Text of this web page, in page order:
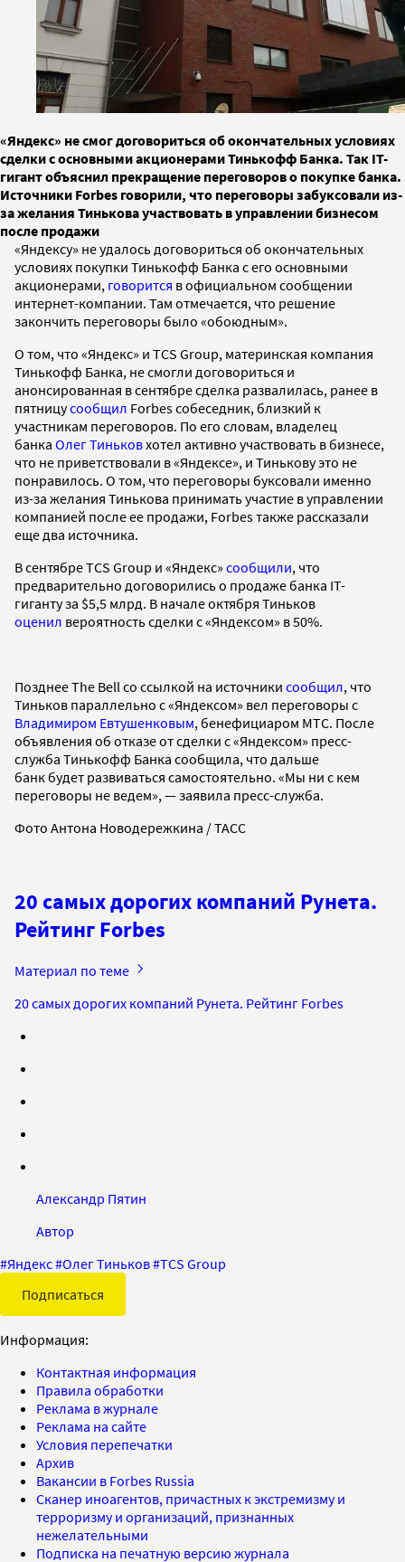
«Яндекс» не смог договориться об окончательных условиях
сделки с основными акционерами Тинькофф Банка. Так IT-
гигант объяснил прекращение переговоров о покупке банка.
Источники Forbes говорили, что переговоры забуксовали из-
за желания Тинькова участвовать в управлении бизнесом
после продажи
«Яндексу» не удалось договориться об окончательных
условиях покупки Тинькофф Банка с его основными
акционерами, говорится в официальном сообщении
интернет-компании. Там отмечается, что решение
закончить переговоры было «обоюдным».
О том, что «Яндекс» и TCS Group, материнская компания
Тинькофф Банка, не смогли договориться и
анонсированная в сентябре сделка развалилась, ранее в
пятницусообщил Forbes собеседник, близкий к
участникам переговоров. По его словам, владелец
банка Олег Тиньковхотел активно участвовать в бизнесе,
что не приветствовали в «Яндексе», и Тинькову это не
понравилось. О том, что переговоры буксовали именно
из-за желания Тинькова принимать участие в управлении
компанией после ее продажи, Forbes также рассказали
еще два источника.
В сентябре TCS Group и «Яндекс» сообщили, что
предварительно договорились о продаже банка IT-
гиганту за $5,5 млрд. В начале октября Тиньков
оценил вероятность сделки с «Яндексом» в 50%.
Позднее The Bell со ссылкой на источники сообщил, что
Тиньков параллельно с «Яндексом» вел переговоры с
Владимиром Евтушенковым, бенефициаром МТС. После
объявления об отказе от сделки с «Яндексом» пресс-
служба Тинькофф Банка сообщила, что дальше
банк будет развиваться самостоятельно. «Мы ни с кем
переговоры не ведем», — заявила пресс-служба.
Фото Антона Новодережкина / ТАСС
20 самых дорогих компаний Рунета.
Рейтинг Forbes
Материал по теме
20 самых дорогих компаний Рунета. Рейтинг Forbes
Александр Пятин
Автор
#Яндекс#Олег Тиньков#TCS Group
Подписаться
Информация:
Контактная информация
Правила обработки
Реклама в журнале
Реклама на сайте
Условия перепечатки
Архив
Вакансии в Forbes Russia
Сканер иноагентов, причастных к экстремизму и
терроризму и организаций, признанных
нежелательными
Подписка на печатную версию журнала